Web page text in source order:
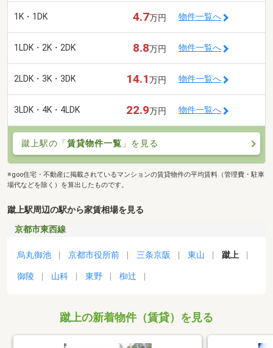
1K・1DK 4.7万円 物件一覧へ
1LDK・2K・2DK 8.8万円 物件一覧へ
2LDK・3K・3DK 14.1万円 物件一覧へ
3LDK・4K・4LDK 22.9万円 物件一覧へ
蹴上駅の「賃貸物件一覧 」を見る
※goo住宅・不動産に掲載されているマンションの賃貸物件の平均賃料（管理費・駐車
場代などを除く）を算出したものです。
蹴上駅周辺の駅から家賃相場を見る
京都市東西線
烏丸御池 京都市役所前 三条京阪 東山 蹴上
御陵 山科 東野 椥辻
蹴上の新着物件（賃貸）を見る